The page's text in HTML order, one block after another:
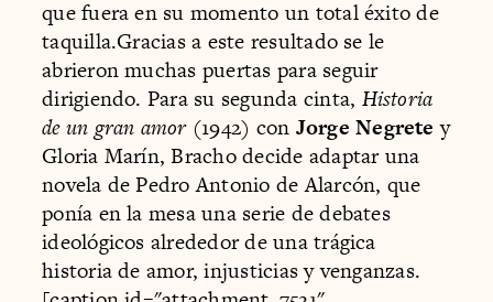
que fuera en su momento un total éxito de
taquilla.Gracias a este resultado se le
abrieron muchas puertas para seguir
dirigiendo. Para su segunda cinta, Historia
de un gran amor (1942) con Jorge Negrete y
Gloria Marín, Bracho decide adaptar una
novela de Pedro Antonio de Alarcón, que
ponía en la mesa una serie de debates
ideológicos alrededor de una trágica
historia de amor, injusticias y venganzas.